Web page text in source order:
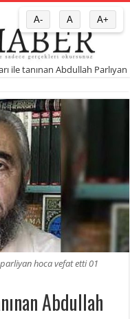
ile tanınan Abdullah Parlıyan
hoca vefat etti 01
Abdullah
A- A A+